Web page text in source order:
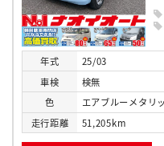
年式
25/03
車検
検無
色
エアブルーメタリ
走行距離 51,205km